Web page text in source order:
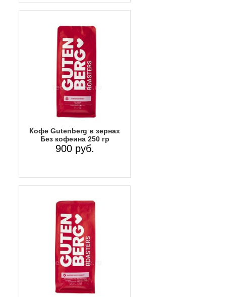
Кофе Gutenberg в зернах
Без кофеина 250 гр
900 руб.